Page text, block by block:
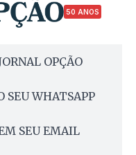
50 ANOS
OPÇÃO
SEU WHATSAPP
SEU EMAIL